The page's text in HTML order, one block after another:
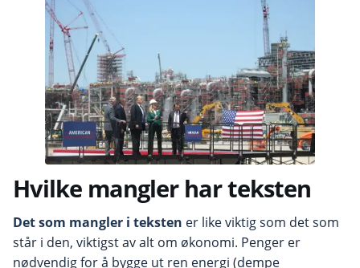
Hvilke mangler har teksten
Det som mangler i teksten er like viktig som det som
står i den, viktigst av alt om økonomi. Penger er
nødvendig for å bygge ut ren energi (dempe